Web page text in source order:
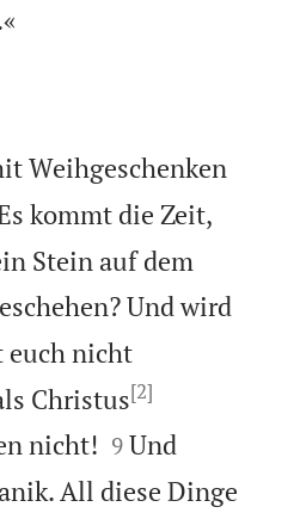

Weihgeschenken
kommt die Zeit,
Stein auf dem
Und wird
euch nicht
Christus[2]
nicht!
9 Und
All diese Dinge